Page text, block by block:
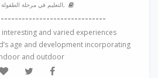
,التعليم في مرحلة
and varied experiences
age and development incorporating
and outdoor ...